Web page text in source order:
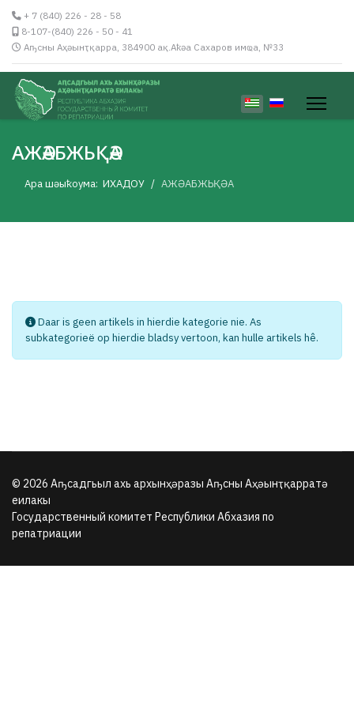
+ 7 (840) 226 - 28 - 58
8-107-(840) 226 - 50 - 41
Аҧсны Аҳәынҭқарра, 384900 ақ.Аҟәа Сахаров имҩа, №33
Kies jou taal
АЖӘАБЖЬҚӘА
Ара шәыҟоума: ИХАДОУ АЖӘАБЖЬҚӘА
Info
Daar is geen artikels in hierdie kategorie nie. As
subkategorieë op hierdie bladsy vertoon, kan hulle artikels hê.
© 2026 Аҧсадгьыл ахь архынҳәразы Аҧсны Аҳәынҭқарратә
еилакы
Государственный комитет Республики Абхазия по
репатриации